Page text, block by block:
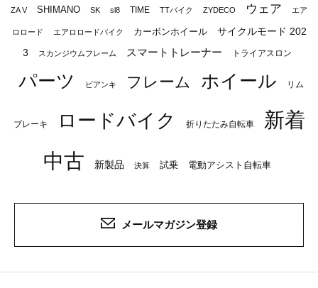
ZA V SHIMANO SK sl8 TIME TTバイク ZYDECO ウェア エア
ロロード エアロロードバイク カーボンホイール
サイクルモード 202
3
スカンジウムフレーム スマートトレーナー トライアスロン
パーツ ビアンキ フレーム ホイール リム
ブレーキ ロードバイク 折りたたみ自転車
新着
中古
新製品 決算 試乗 電動アシスト自転車
メールマガジン登録